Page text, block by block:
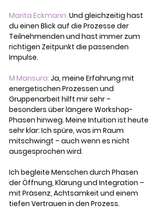
Marita Eckmann: Und gleichzeitig hast
du einen Blick auf die Prozesse der
Teilnehmenden und hast immer zum
richtigen Zeitpunkt die passenden
Impulse.
M Mansura: Ja, meine Erfahrung mit
energetischen Prozessen und
Gruppenarbeit hilft mir sehr –
besonders über längere Workshop-
Phasen hinweg. Meine Intuition ist heute
sehr klar: Ich spüre, was im Raum
mitschwingt – auch wenn es nicht
ausgesprochen wird.
Ich begleite Menschen durch Phasen
der Öffnung, Klärung und Integration –
mit Präsenz, Achtsamkeit und einem
tiefen Vertrauen in den Prozess.